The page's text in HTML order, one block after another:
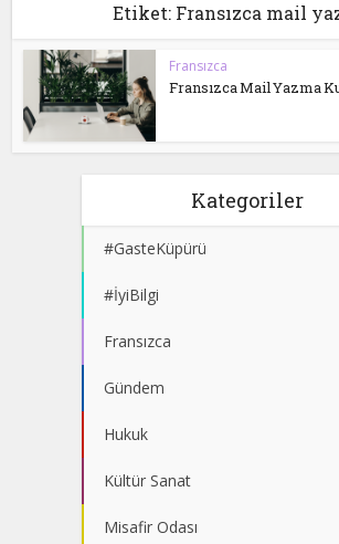
Etiket: Fransızca mail
Fransızca
Fransızca Mail Yazma
Kategoriler
#GasteKüpürü
#İyiBilgi
Fransızca
Gündem
Hukuk
Kültür Sanat
Misafir Odası